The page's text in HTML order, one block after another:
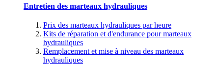
Entretien des marteaux hydrauliques
Prix des marteaux hydrauliques par heure
Kits de réparation et d'endurance pour marteaux
hydrauliques
Remplacement et mise à niveau des marteaux
hydrauliques